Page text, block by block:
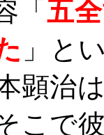
「五
」と
顕治
こで